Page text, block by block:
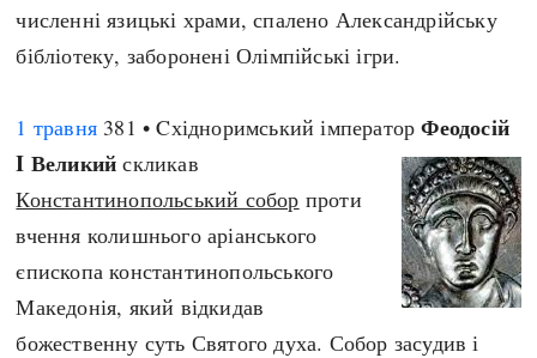
численні язицькі храми, спалено Александрійську
бібліотеку, заборонені Олімпійські ігри.
1 травня 381 • Cхідноримський імператорФеодосій
I Великий скликав
Константинопольський собор проти
вчення колишнього аріанського
єпископа константинопольського
Македонія, який відкидав
божественну суть Святого духа. Собор засудив і